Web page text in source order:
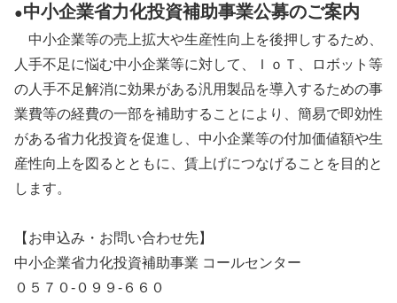
●中小企業省力化投資補助事業公募のご案内
中小企業等の売上拡大や生産性向上を後押しするため、
人手不足に悩む中小企業等に対して、ＩｏＴ、ロボット等
の人手不足解消に効果がある汎用製品を導入するための事
業費等の経費の一部を補助することにより、簡易で即効性
がある省力化投資を促進し、中小企業等の付加価値額や生
産性向上を図るとともに、賃上げにつなげることを目的と
します。
【お申込み・お問い合わせ先】
中小企業省力化投資補助事業 コールセンター
０５７０-０９９-６６０